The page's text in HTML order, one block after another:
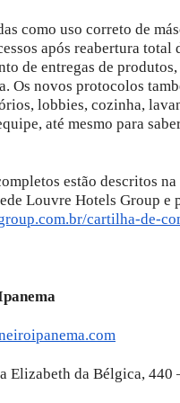
como uso correto de
após reabertura
de entregas de
Os novos protocolos
lobbies, cozinha,
até mesmo para
estão descritos
Louvre Hotels Group e
.com.br/cartilha-de-
ipanema.com
Elizabeth da Bélgica, 440